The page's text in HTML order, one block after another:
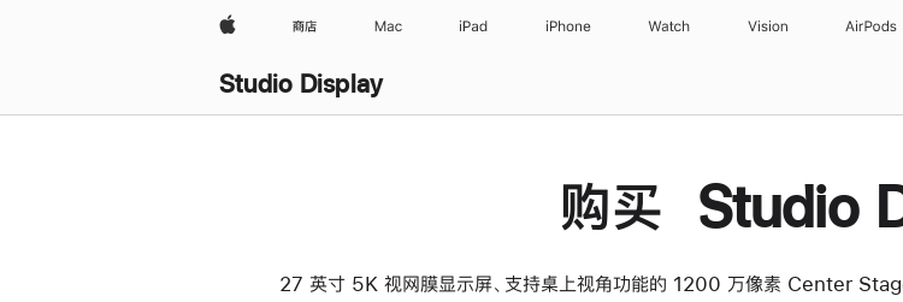
Apple 商店 Mac iPad iPhone Watch Vision AirPods
Studio Display
购买 Studio
27 英寸 5K 视网膜显示屏、支持桌上视角功能的 1200 万像素 Center Stage